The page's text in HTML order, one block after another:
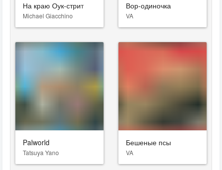
На краю Оук-стрит
Michael Giacchino
Вор-одиночка
VA
Palworld
Tatsuya Yano
Бешеные псы
VA